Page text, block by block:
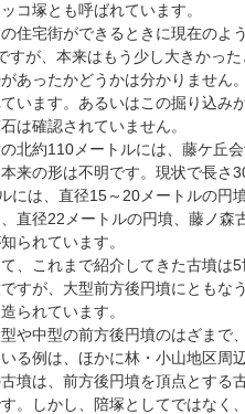
コ塚とも呼ばれています。
住宅街ができるときに現在のよ
すが、本来はもう少し大きかった
あったかどうかは分かりません
います。あるいはこの掘り込み
は確認されていません。
北約110メートルには、藤ケ丘
来の形は不明です。現状で長さ
には、直径15～20メートルの円
直径22メートルの円墳、藤ノ
られています。
、これまで紹介してきた古墳は
すが、大型前方後円墳にともな
られています。
や中型の前方後円墳のはざまで
る例は、ほかに林・小山地区周
墳は、前方後円墳を頂点とする
。しかし、陪塚としてではなく